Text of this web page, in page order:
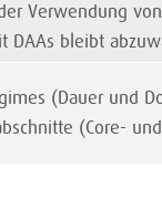
Verwendung
DAAs bleibt
(Dauer und
(Core-